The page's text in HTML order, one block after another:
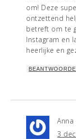
om! Deze
ontzettend
betreft om te
Instagram en
heerlijke en
Anna
3